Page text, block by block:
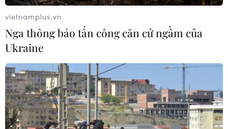
vietnamplus.vn
Nga thông báo tấn công căn cứ ngầm của
Ukraine